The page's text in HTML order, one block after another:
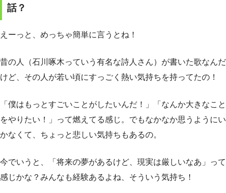
話？
えーっと、めっちゃ簡単に言うとね！
昔の人（石川啄木っていう有名な詩人さん）が書いた歌なんだ
けど、その人が若い頃にすっごく熱い気持ちを持ってたの！
「僕はもっとすごいことがしたいんだ！」「なんか大きなこと
をやりたい！」って燃えてる感じ。でもなかなか思うようにい
かなくて、ちょっと悲しい気持ちもあるの。
今でいうと、「将来の夢があるけど、現実は厳しいなあ」って
感じかな？みんなも経験あるよね、そういう気持ち！